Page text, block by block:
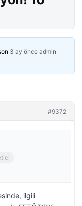
3 ay önce admin
#9372
ilgili